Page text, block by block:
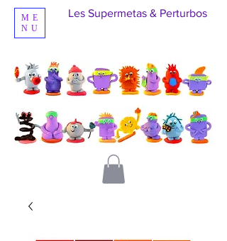
ME
NU
Les Supermetas & Perturbos